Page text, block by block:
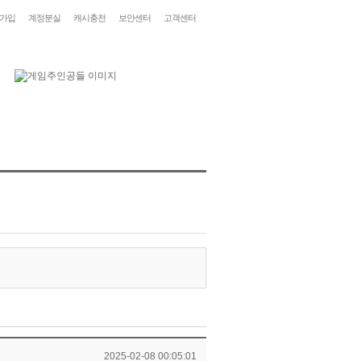
입 계정분실 캐시충전 보안센터 고객센터
2025-02-08 00:05:01